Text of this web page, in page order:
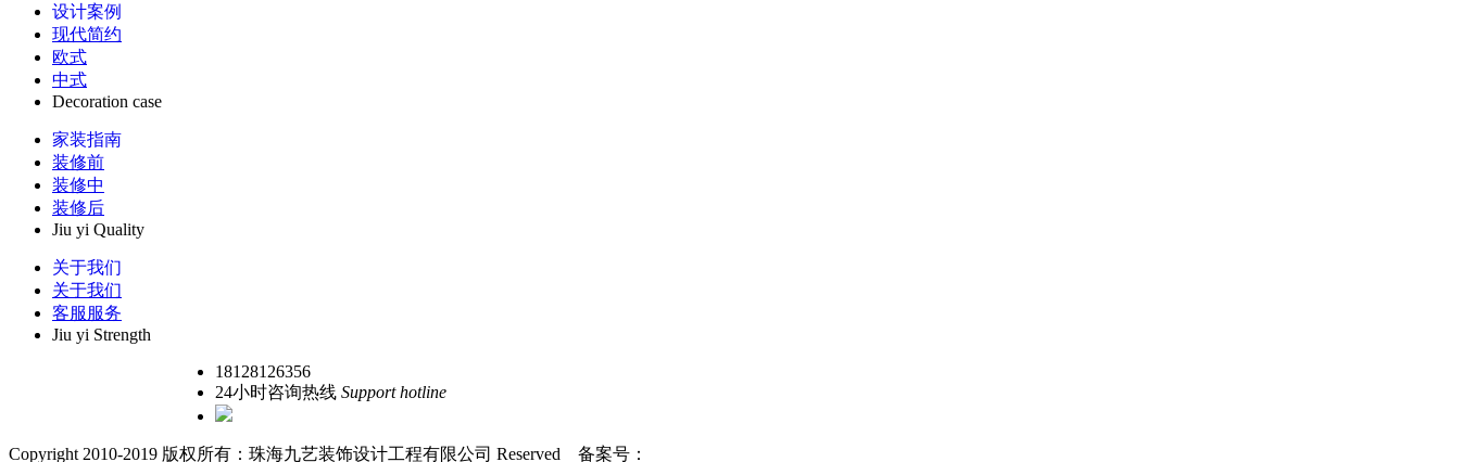
设计案例
现代简约
欧式
中式
Decoration case
家装指南
装修前
装修中
装修后
Jiu yi Quality
关于我们
关于我们
客服服务
Jiu yi Strength
18128126356
24小时咨询热线 Support hotline
Copyright 2010-2019 版权所有：珠海九艺装饰设计工程有限公司 Reserved 备案号：